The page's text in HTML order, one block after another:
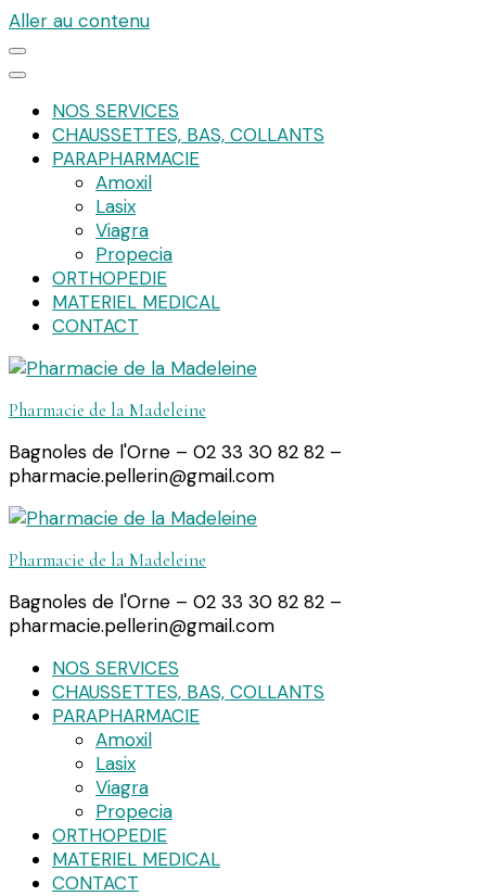
Aller au contenu
NOS SERVICES
CHAUSSETTES, BAS, COLLANTS
PARAPHARMACIE
Amoxil
Lasix
Viagra
Propecia
ORTHOPEDIE
MATERIEL MEDICAL
CONTACT
Pharmacie de la Madeleine
Bagnoles de l'Orne – 02 33 30 82 82 –
pharmacie.pellerin@gmail.com
Pharmacie de la Madeleine
Bagnoles de l'Orne – 02 33 30 82 82 –
pharmacie.pellerin@gmail.com
NOS SERVICES
CHAUSSETTES, BAS, COLLANTS
PARAPHARMACIE
Amoxil
Lasix
Viagra
Propecia
ORTHOPEDIE
MATERIEL MEDICAL
CONTACT